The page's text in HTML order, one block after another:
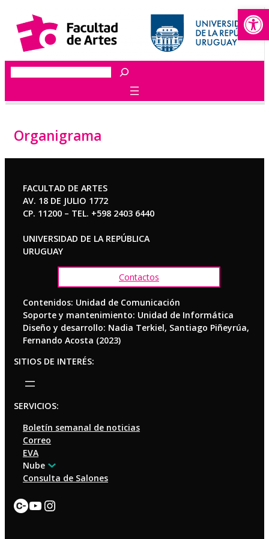
contenido
Buscar
Organigrama
FACULTAD DE ARTES
AV. 18 DE JULIO 1772
CP. 11200 – TEL. +598 2403 6440
UNIVERSIDAD DE LA REPÚBLICA
URUGUAY
Contactos
Contenidos: Unidad de Comunicación
Soporte y mantenimiento: Unidad de Informática
Diseño y desarrollo: Nadia Terkiel, Santiago Piñeyrúa,
Fernando Acosta (2023)
SITIOS DE INTERÉS:
SERVICIOS:
Boletín semanal de noticias
Correo
EVA
Nube
Consulta de Salones
Enlace
YouTube
Instagram